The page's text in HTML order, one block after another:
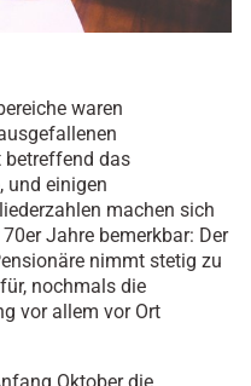
waren
betreffend das
und einigen
machen sich
Jahre bemerkbar: Der
nimmt stetig zu
nochmals die
vor allem vor Ort